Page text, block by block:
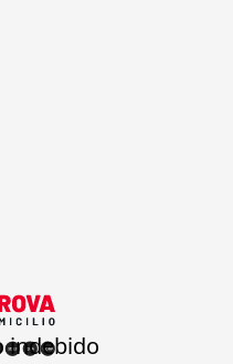
indebido